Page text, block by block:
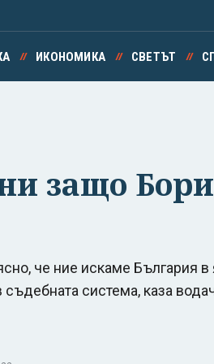
ИКОНОМИКА СВЕТЪТ
защо
че ние искаме България
система, каза